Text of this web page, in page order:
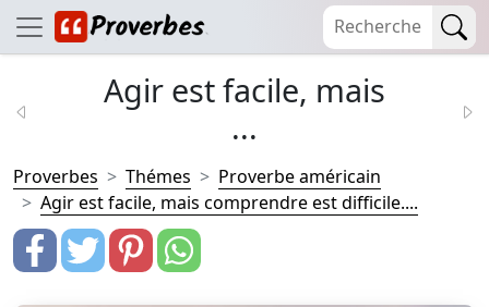
Agir est facile, mais
...
Proverbes Thémes
Proverbe américain
Agir est facile, mais comprendre est difficile....